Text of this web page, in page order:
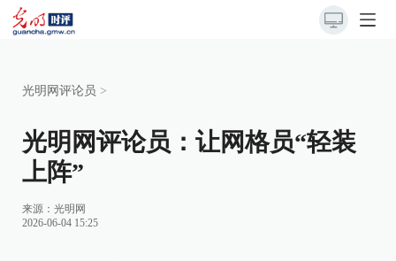
光明网评论员 >
光明网评论员：让网格员“轻装
上阵”
来源： 光明网
2026-06-04 15:25